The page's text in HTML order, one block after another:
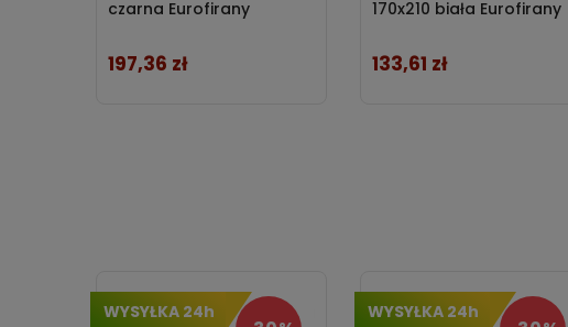
czarna Eurofirany
Cena
197,36 zł
170x210 biała Eurofirany
Cena
133,61 zł
WYSYŁKA 24h WYSYŁKA 24h